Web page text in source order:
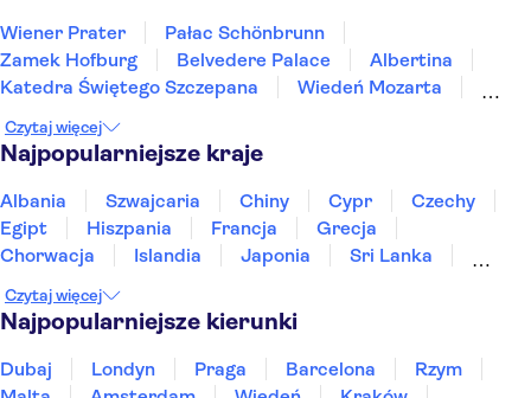
Wiener Prater
Pałac Schönbrunn
Zamek Hofburg
Belvedere Palace
Albertina
Katedra Świętego Szczepana
Wiedeń Mozarta
Muzeum Historii Sztuki
Twierdza Hohensalzburg
Rezydencja Mozarta
Muzeum Leopoldów
Kryształowe Światy Swarovskiego
Pałac Hellbrunn
Czytaj więcej
Najpopularniejsze kraje
Albania Szwajcaria Chiny Cypr
Czechy
Egipt
Hiszpania Francja
Grecja
Chorwacja
Islandia Japonia
Sri Lanka
Tunezja
Turcja Wietnam
Czytaj więcej
Najpopularniejsze kierunki
Dubaj Londyn Praga Barcelona
Rzym